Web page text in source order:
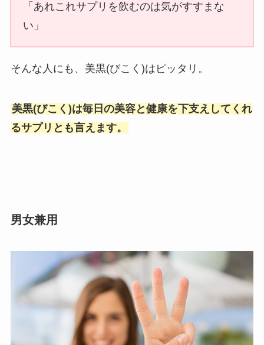
「あれこれサプリを飲むのは気がすすまな
い」
そんな人にも、美黒(びこく)はピッタリ。
美黒(びこく)は毎日の美容と健康を下支えしてくれ
るサプリとも言えます。
男女兼用